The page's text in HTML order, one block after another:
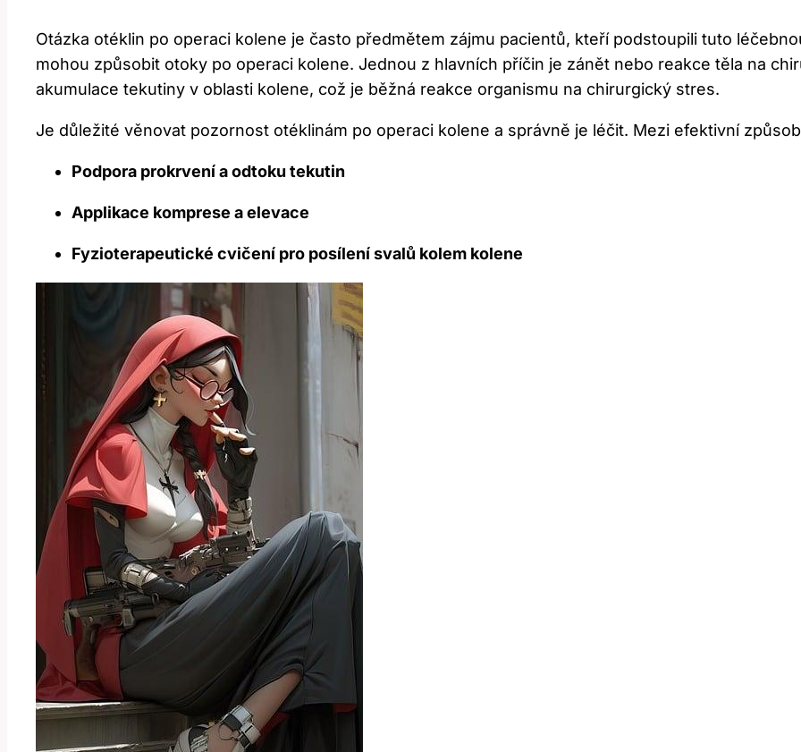
Otázka otéklin po operaci kolene je často předmětem zájmu pacientů, kteří podstoupili tuto
mohou způsobit otoky po operaci kolene. Jednou z hlavních příčin je zánět nebo reakce těla na
akumulace tekutiny v oblasti kolene, což je běžná reakce organismu na chirurgický stres.
Je důležité věnovat pozornost otéklinám po operaci kolene a správně je léčit. Mezi efektivní
Podpora prokrvení a odtoku tekutin
Applikace komprese a elevace
Fyzioterapeutické cvičení pro posílení svalů kolem kolene